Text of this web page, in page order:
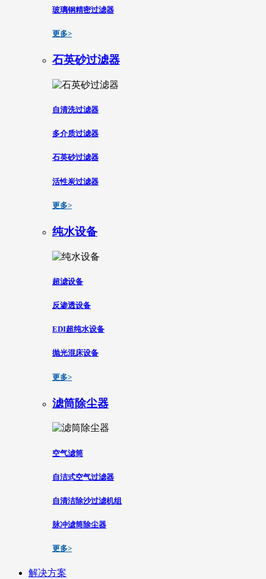
玻璃钢精密过滤器
更多>
石英砂过滤器
自清洗过滤器
多介质过滤器
石英砂过滤器
活性炭过滤器
更多>
纯水设备
超滤设备
反渗透设备
EDI超纯水设备
抛光混床设备
更多>
滤筒除尘器
空气滤筒
自洁式空气过滤器
自清洁除沙过滤机组
脉冲滤筒除尘器
更多>
解决方案